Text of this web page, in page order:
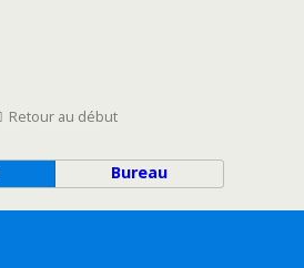
Retour au début
Bureau